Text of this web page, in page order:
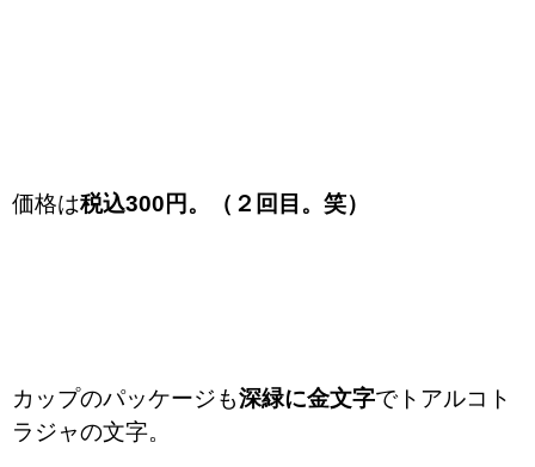
価格は税込300円。（２回目。笑）
カップのパッケージも深緑に金文字でトアルコト
ラジャの文字。